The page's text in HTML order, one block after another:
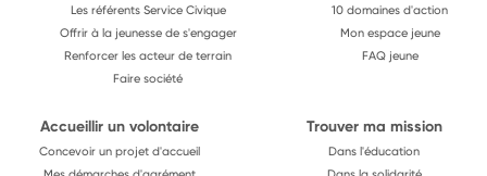
Les référents Service Civique
Offrir à la jeunesse de s'engager
Renforcer les acteur de terrain
Faire société
10 domaines d'action
Mon espace jeune
FAQ jeune
Accueillir un volontaire
Concevoir un projet d'accueil
Trouver ma mission
Dans l'éducation